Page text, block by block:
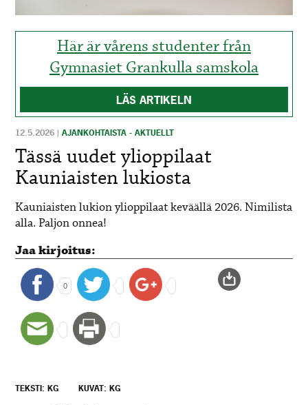
Här är vårens studenter från
Gymnasiet Grankulla samskola
LÄS ARTIKELN
12.5.2026 |AJANKOHTAISTA - AKTUELLT
Tässä uudet ylioppilaat
Kauniaisten lukiosta
Kauniaisten lukion ylioppilaat keväällä 2026. Nimilista
alla. Paljon onnea!
Jaa kirjoitus:
0
TEKSTI: KG KUVAT: KG